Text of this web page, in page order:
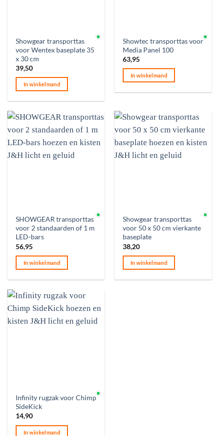
Op voorraad
Showgear transporttas
voor Wentex baseplate 35
x 30 cm
39,50
In winkelmand
Op voorraad
Showtec transporttas voor
Media Panel 100
63,95
In winkelmand
Op voorraad
SHOWGEAR transporttas
voor 2 standaarden of 1 m
LED-bars
56,95
In winkelmand
Op voorraad
Showgear transporttas
voor 50 x 50 cm vierkante
baseplate
38,20
In winkelmand
Op voorraad
Infinity rugzak voor Chimp
SideKick
14,90
In winkelmand